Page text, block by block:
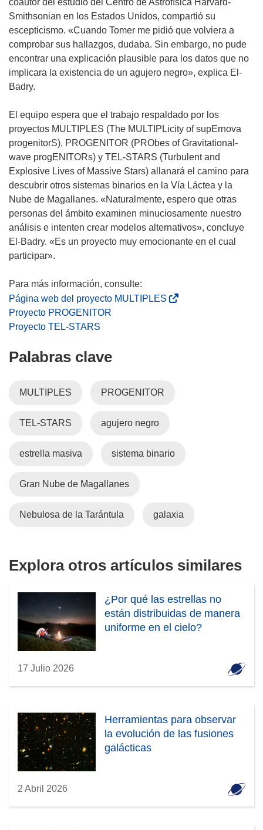
Smithsonian en los Estados Unidos, compartió su
escepticismo. «Cuando Tomer me pidió que volviera a
comprobar sus hallazgos, dudaba. Sin embargo, no pude
encontrar una explicación plausible para los datos que no
implicara la existencia de un agujero negro», explica El-
Badry.
El equipo espera que el trabajo respaldado por los
proyectos MULTIPLES (The MULTIPLicity of supErnova
progenitorS), PROGENITOR (PRObes of Gravitational-
wave progENITORs) y TEL-STARS (Turbulent and
Explosive Lives of Massive Stars) allanará el camino para
descubrir otros sistemas binarios en la Vía Láctea y la
Nube de Magallanes. «Naturalmente, espero que otras
personas del ámbito examinen minuciosamente nuestro
análisis e intenten crear modelos alternativos», concluye
El-Badry. «Es un proyecto muy emocionante en el cual
participar».
Página web del proyecto MULTIPLES
u
v
t
a
Proyecto PROGENITOR
Proyecto TEL-STARS
Palabras clave
MULTIPLES PROGENITOR
TEL-STARS agujero negro
estrella masiva sistema binario
Gran Nube de Magallanes
Nebulosa de la Tarántula galaxia
Explora otros artículos similares
¿Por qué las estrellas no
están distribuidas de manera
uniforme en el cielo?
17 Julio 2026
Herramientas para observar
la evolución de las fusiones
galácticas
2 Abril 2026